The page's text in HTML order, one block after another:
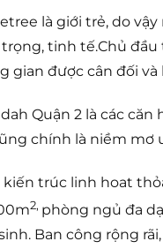
là giới trẻ, do
tinh tế.Chủ
được cân đối và
Quận 2 là các căn
chính là niềm mơ
trúc linh hoat
2, phòng ngủ đa
Ban công rộng